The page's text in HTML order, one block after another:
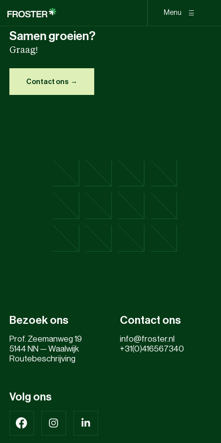
Menu
Samen groeien?
Graag!
Contact ons
Bezoek ons
Prof. Zeemanweg 19
5144 NN — Waalwijk
Routebeschrijving
Contact ons
info@froster.nl
+31(0)416567340
Volg ons